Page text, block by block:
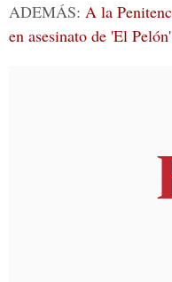
ADEMÁS: A la
en asesinato de 'El